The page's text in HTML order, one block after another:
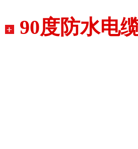
90度防水电